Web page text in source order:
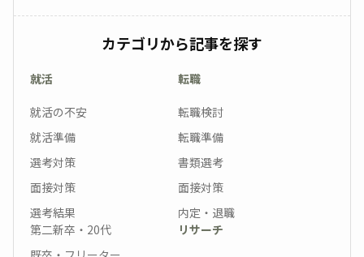
カテゴリから記事を探す
就活
就活の不安
就活準備
選考対策
面接対策
選考結果
転職
転職検討
転職準備
書類選考
面接対策
内定・退職
第二新卒・20代
リサーチ